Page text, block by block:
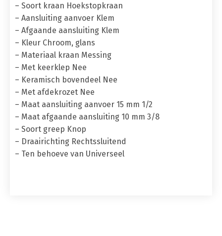
– Soort kraan Hoekstopkraan
– Aansluiting aanvoer Klem
– Afgaande aansluiting Klem
– Kleur Chroom, glans
– Materiaal kraan Messing
– Met keerklep Nee
– Keramisch bovendeel Nee
– Met afdekrozet Nee
– Maat aansluiting aanvoer 15 mm 1/2
– Maat afgaande aansluiting 10 mm 3/8
– Soort greep Knop
– Draairichting Rechtssluitend
– Ten behoeve van Universeel